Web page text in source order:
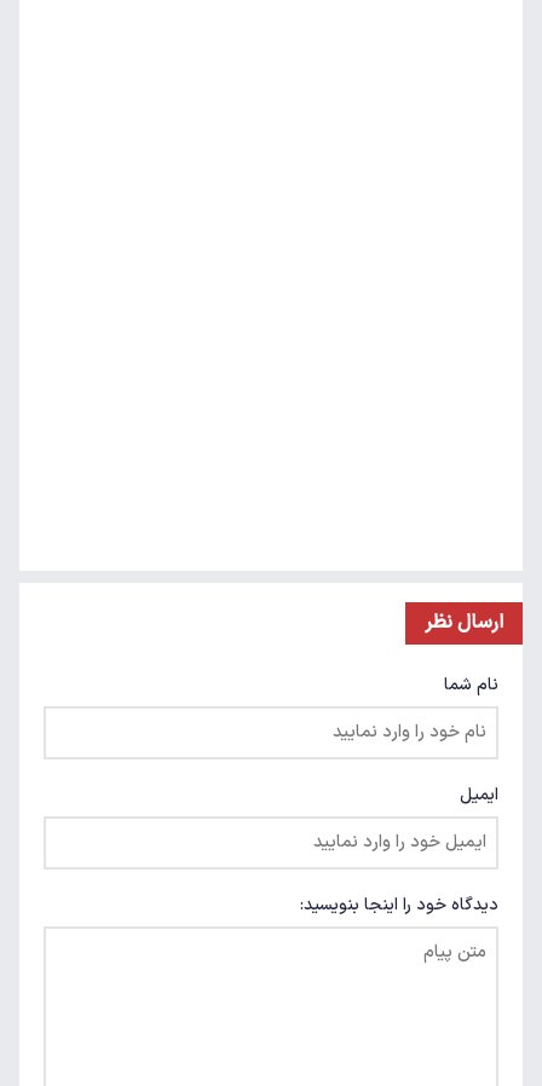
ارسال نظر
نام شما
ایمیل
دیدگاه خود را اینجا بنویسید: